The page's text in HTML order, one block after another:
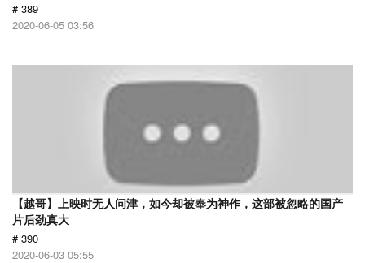
# 389
2020-06-05 03:56
【越哥】上映时无人问津，如今却被奉为神作，这部被忽略的国产
片后劲真大
# 390
2020-06-03 05:55